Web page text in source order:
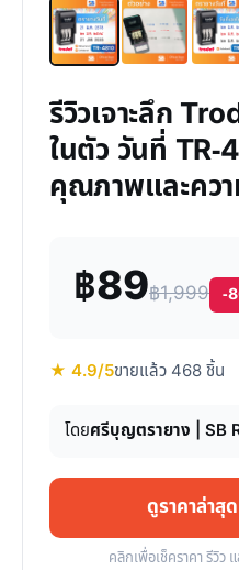
รีวิวเจาะลึก
ในตัว วันที่ TR-
คุณภาพและควา
฿89฿1,999 -
★ 4.9/5ขายแล้ว 468 ชิ้น
โดยศรีบุญตรายาง | SB
ดูราคาล่า
คลิกเพื่อเช็คราคา รีวิว